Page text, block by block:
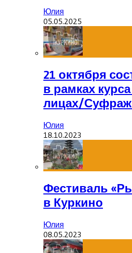
Юлия
05.05.2025
21 октября
в рамках
лицах/
Юлия
18.10.2023
Фестиваль
в Куркино
Юлия
08.05.2023